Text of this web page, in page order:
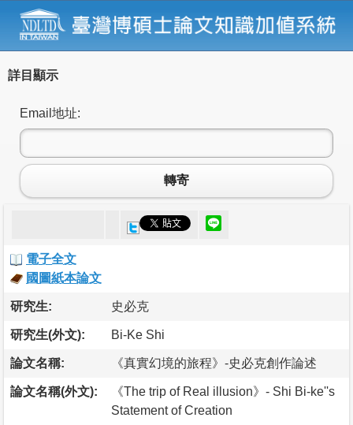
詳目顯示
Email地址:
轉寄
電子全文
國圖紙本論文
研究生: 史必克
研究生(外文): Bi-Ke Shi
論文名稱: 《真實幻境的旅程》-史必克創作論述
論文名稱(外文):
《The trip of Real illusion》- Shi Bi-ke''s
Statement of Creation